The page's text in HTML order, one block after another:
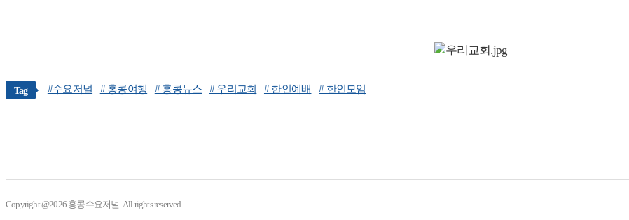
Tag #수요저널 # 홍콩여행 # 홍콩뉴스 # 우리교회 # 한인예배 # 한인모임
Copyright @2026 홍콩수요저널. All rights reserved.